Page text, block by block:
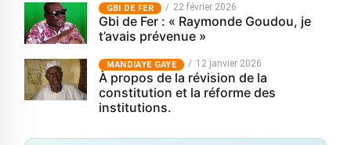
GBI DE FER 22 février 2026
Gbi de Fer : « Raymonde Goudou, je
t’avais prévenue »
MANDIAYE GAYE 12 janvier 2026
À propos de la révision de la
constitution et la réforme des
institutions.